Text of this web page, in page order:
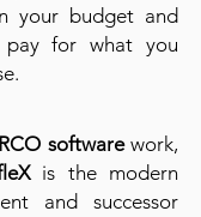
your budget and
for what you
softwarework,
is the modern
and successor